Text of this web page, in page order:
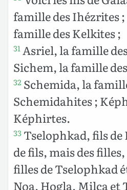
famille des Ihézrites
famille des Kelkites ;
31Asriel, la famille
Sichem, la famille
32 Schemida, la
Schemidahites ;
Képhirtes.
33 Tselophkad, fils de
de fils, mais des
filles de Tselophkad
Noa, Hogla, Milca et